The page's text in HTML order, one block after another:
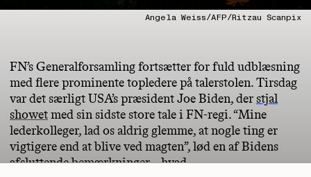
Angela Weiss/AFP/Ritzau Scanpix
FN’s Generalforsamling fortsætter for fuld udblæsning
med flere prominente topledere på talerstolen. Tirsdag
var det særligt USA’s præsident Joe Biden, derstjal
showetmed sin sidste store tale i FN-regi. “Mine
lederkolleger, lad os aldrig glemme, at nogle ting er
vigtigere end at blive ved magten”, lød en af Bidens
afsluttende bemærkninger – hvad